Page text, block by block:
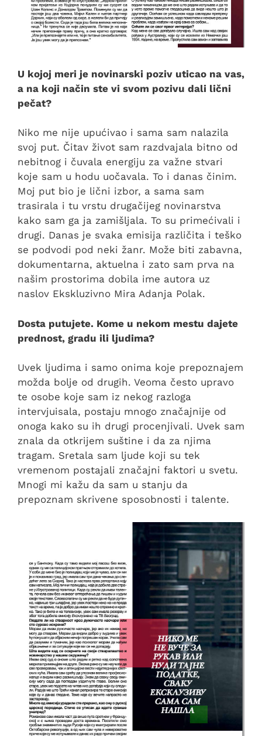
U kojoj meri je novinarski poziv uticao na vas,
a na koji način ste vi svom pozivu dali lični
pečat?
Niko me nije upućivao i sama sam nalazila
svoj put. Čitav život sam razdvajala bitno od
nebitnog i čuvala energiju za važne stvari
koje sam u hodu uočavala. To i danas činim.
Moj put bio je lični izbor, a sama sam
trasirala i tu vrstu drugačijeg novinarstva
kako sam ga ja zamišljala. To su primećivali i
drugi. Danas je svaka emisija različita i teško
se podvodi pod neki žanr. Može biti zabavna,
dokumentarna, aktuelna i zato sam prva na
našim prostorima dobila ime autora uz
naslov Ekskluzivno Mira Adanja Polak.
Dosta putujete. Kome u nekom mestu dajete
prednost, gradu ili ljudima?
Uvek ljudima i samo onima koje prepoznajem
možda bolje od drugih. Veoma često upravo
te osobe koje sam iz nekog razloga
intervjuisala, postaju mnogo značajnije od
onoga kako su ih drugi procenjivali. Uvek sam
znala da otkrijem suštine i da za njima
tragam. Sretala sam ljude koji su tek
vremenom postajali značajni faktori u svetu.
Mnogi mi kažu da sam u stanju da
prepoznam skrivene sposobnosti i talente.